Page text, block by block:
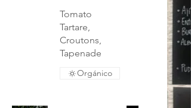
Tomato
Tartare,
Croutons,
Tapenade
Orgánico